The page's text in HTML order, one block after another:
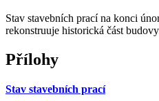
Stav stavebních prací na konci
rekonstruuje historická část
Přílohy
Stav stavebních prací